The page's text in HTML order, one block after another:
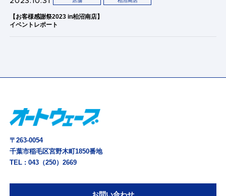
【お客様感謝祭2023 in柏沼南店】
イベントレポート
〒263-0054
千葉市稲毛区宮野木町1850番地
TEL :043（250）2669